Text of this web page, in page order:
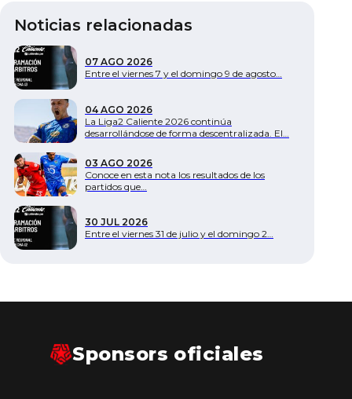
Noticias relacionadas
07 AGO 2026
Entre el viernes 7 y el domingo 9 de agosto…
04 AGO 2026
La Liga2 Caliente 2026 continúa
desarrollándose de forma descentralizada. El…
03 AGO 2026
Conoce en esta nota los resultados de los
partidos que…
30 JUL 2026
Entre el viernes 31 de julio y el domingo 2…
Sponsors oficiales